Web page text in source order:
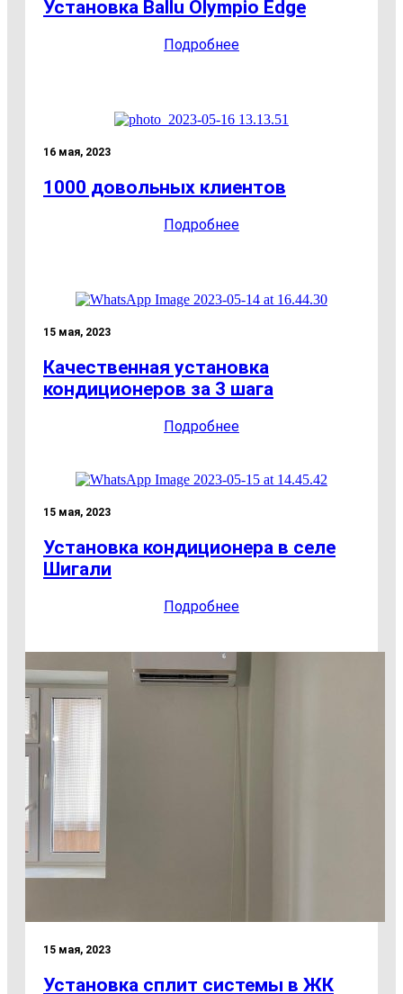
Установка Ballu Olympio Edge
Подробнее
16 мая, 2023
1000 довольных клиентов
Подробнее
15 мая, 2023
Качественная установка
кондиционеров за 3 шага
Подробнее
15 мая, 2023
Установка кондиционера в селе
Шигали
Подробнее
15 мая, 2023
Установка сплит системы в ЖК